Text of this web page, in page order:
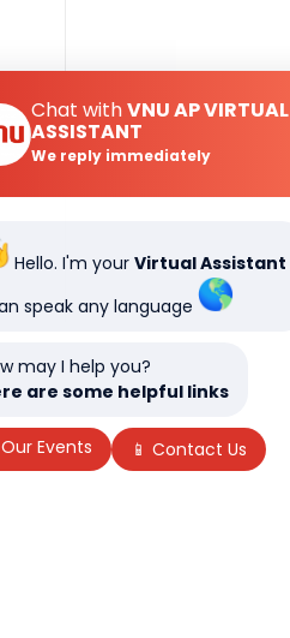
Chat withVNU AP VIRTUAL
ASSISTANT
We reply immediately
Hello. I'm your Virtual Assistant
speak any language
may I help you?
are some helpful links
Events 📱 Contact Us